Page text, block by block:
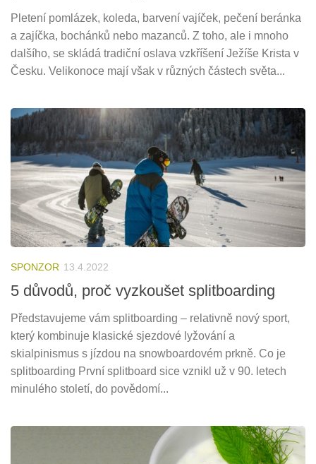
Pletení pomlázek, koleda, barvení vajíček, pečení beránka
a zajíčka, bochánků nebo mazanců. Z toho, ale i mnoho
dalšího, se skládá tradiční oslava vzkříšení Ježíše Krista v
Česku. Velikonoce mají však v různých částech světa...
SPONZOR 13.4.2022
5 důvodů, proč vyzkoušet splitboarding
Představujeme vám splitboarding – relativně nový sport,
který kombinuje klasické sjezdové lyžování a
skialpinismus s jízdou na snowboardovém prkně. Co je
splitboarding První splitboard sice vznikl už v 90. letech
minulého století, do povědomí...